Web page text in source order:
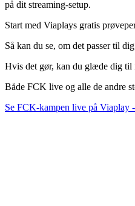
på dit streaming-setup.
Start med Viaplays gratis
Så kan du se, om det passer til
Hvis det gør, kan du glæde dig til
Både FCK live og alle de andre
Se FCK-kampen live på Viaplay